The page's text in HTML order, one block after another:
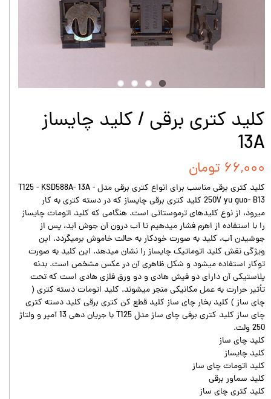
کلید کتری برقی / کلید چایساز
13A
۶۶,۰۰۰ تومان
کلید کتری برقی مناسب برای انواع کتری برقی مدل T125 - KSD588A- 13A -
250V yu guo- B13 کلید کتری برقی چایساز که در دسته کتری به کار
میرود، از نوع کلیدهای ترموستاتی است. هنگامی که کلید اتومات چایساز
را با استفاده از اهرم فشار میدهیم تا آب درون آن جوش آید، پس از
جوشیدن آب، کلید به صورت خودکار به حالت خاموش برمیگردد. این
ویژگی نقش کلید اتوماتیک چایساز را نشان میدهد. این کلید به صورت
توکار استفاده میشود و شکل ظاهری آن در عکس مشخص است. بدنه
پلاستیکی آن دارای دو فیش هادی و دو ورق فلزی هادی است که تحت
تأثیر حرارت به عمل مکانیکی منجر میشوند. کلید اتومات دسته کتری (
چای ساز ) کلید بخار چای ساز کلید قطع کن کتری برقی کلید دسته کتری
چای ساز کلید کتری برقی چای ساز مدل T125 با جریان دهی 13 آمپر و ولتاژ
250 ولت.
کلید چای ساز
کلید چایساز
کلید اتومات چای ساز
کلید سماور برقی
کلید کتری چای ساز